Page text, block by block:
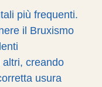
più frequenti.
il Bruxismo
creando
usura